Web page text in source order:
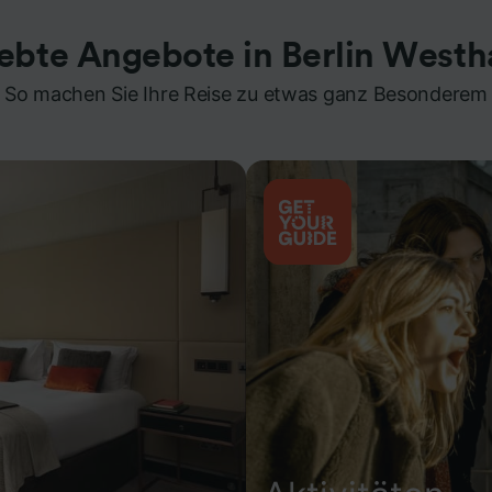
Angebote in Berlin
So machen Sie Ihre Reise zu etwas ganz Besonderem